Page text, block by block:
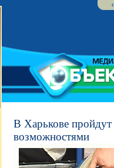
В Харькове
возможностями